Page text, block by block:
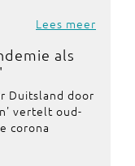
Lees meer
als
Duitsland door
vertelt oud-
corona